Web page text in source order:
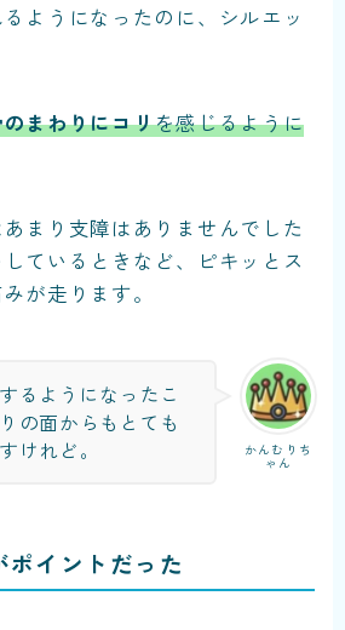
ようになったのに、シルエッ
まわりにコリを感じるように
まり支障はありませんでした
ているときなど、ピキッとス
が走ります。
かんむりち
ゃん
るようになったこ
の面からもとても
けれど。
イントだった